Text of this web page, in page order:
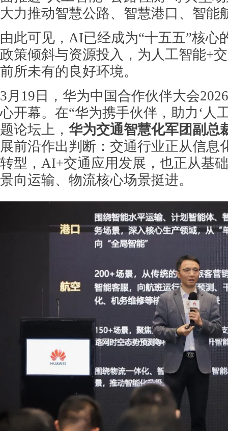
大力推动智慧公路、智慧港口、智能
由此可见，AI已经成为“十五五”核心
政策倾斜与资源投入，为人工智能+
前所未有的良好环境。
3月19日，华为中国合作伙伴大会
心开幕。在“华为携手伙伴，助力‘人
题论坛上， 华为交通智慧化军团副总
展前沿作出判断：交通行业正从信息
转型，AI+交通应用发展，也正从基
景向运输、物流核心场景挺进。